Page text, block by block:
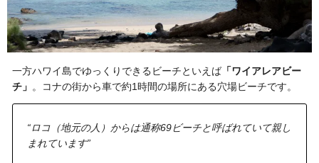
一方ハワイ島でゆっくりできるビーチといえば 「ワイアレアビー
チ」 。コナの街から車で約1時間の場所にある穴場ビーチです。
“ロコ（地元の人）からは通称69ビーチと呼ばれていて親し
まれています”